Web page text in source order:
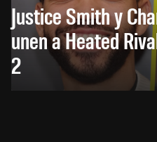
Justice Smith y
unen a Heated
2